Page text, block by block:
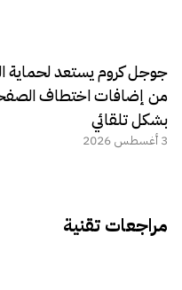
جوجل كروم يستعد لحماية
من إضافات اختطاف
بشكل تلقائي
3 أغسطس 2026
مراجعات تقنية